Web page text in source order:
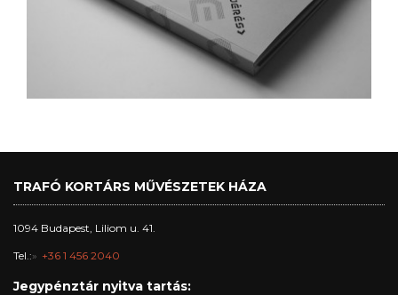
TRAFÓ KORTÁRS MŰVÉSZETEK HÁZA
1094 Budapest, Liliom u. 41.
Tel.: +36 1 456 2040
Jegypénztár nyitva tartás: